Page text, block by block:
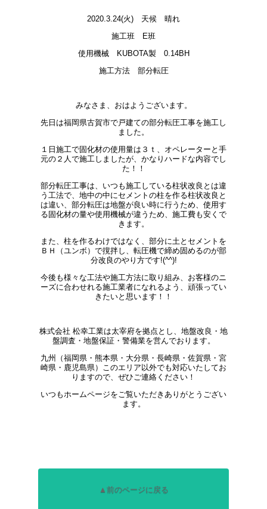
2020.3.24(火) 天候 晴れ
施工班 E班
使用機械 KUBOTA製 0.14BH
施工方法 部分転圧
みなさま、おはようございます。
先日は福岡県古賀市で戸建ての部分転圧工事を施工し
ました。
１日施工で固化材の使用量は３ｔ、オペレーターと手
元の２人で施工しましたが、かなりハードな内容でし
た！！
部分転圧工事は、いつも施工している柱状改良とは違
う工法で、地中の中にセメントの柱を作る柱状改良と
は違い、部分転圧は地盤が良い時に行うため、使用す
る固化材の量や使用機械が違うため、施工費も安くで
きます。
また、柱を作るわけではなく、部分に土とセメントを
ＢＨ（ユンボ）で撹拌し、転圧機で締め固めるのが部
分改良のやり方です!(^^)!
今後も様々な工法や施工方法に取り組み、お客様のニ
ーズに合わせれる施工業者になれるよう、頑張ってい
きたいと思います！！
株式会社 松幸工業は太宰府を拠点とし、地盤改良・地
盤調査・地盤保証・警備業を営んでおります。
九州（福岡県・熊本県・大分県・長崎県・佐賀県・宮
崎県・鹿児島県）このエリア以外でも対応いたしてお
りますので、ぜひご連絡ください！
いつもホームページをご覧いただきありがとうござい
ます。
▲前のページに戻る